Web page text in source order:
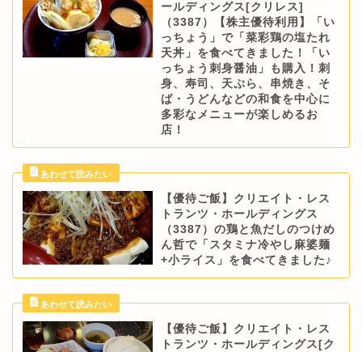
ールディングス[クリレス]
（3387）【株主優待利用】「い
っちょう」で「菜彩鶏の塩たれ
天丼」を食べてきました！「い
っちょう刺身醤油」も購入！刺
身、寿司、天ぷら、串焼き、そ
ば・うどんなどの和食を中心に
多彩なメニューが楽しめるお
店！
【優待ご飯】クリエイト・レス
トランツ・ホールディングス
（3387）の鶏と魚だしのつけめ
ん哲で「スタミナ冷やし麻婆麺
+小ライス」を食べてきました♪
【優待ご飯】クリエイト・レス
トランツ・ホールディングス[ク